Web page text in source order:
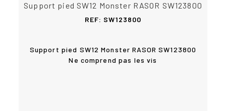
Support pied SW12 Monster RASOR SW123800
REF: SW123800
Support pied SW12 Monster RASOR SW123800
Ne comprend pas les vis